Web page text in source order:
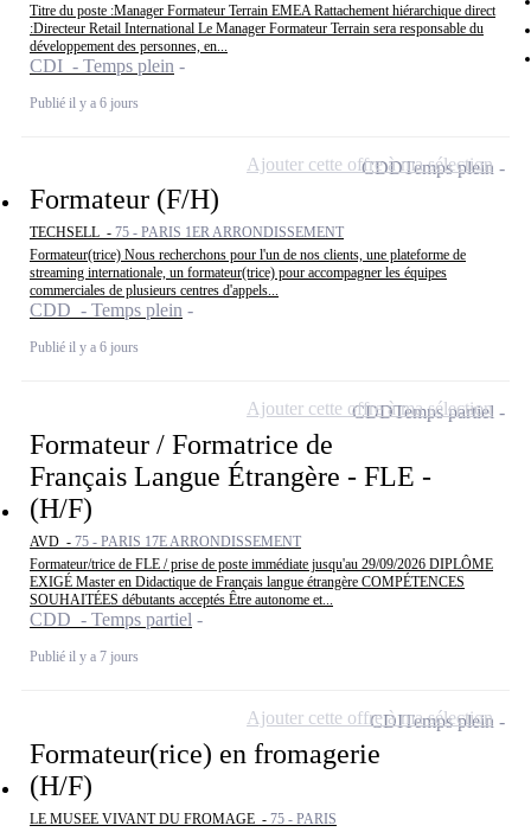
Titre du poste :Manager Formateur Terrain EMEA Rattachement hiérarchique direct
:Directeur Retail International Le Manager Formateur Terrain sera responsable du
développement des personnes, en...
CDI - Temps plein
Publié il y a 6 jours
Formateur (F/H)
TECHSELL - 75 - PARIS 1ER ARRONDISSEMENT
Formateur(trice) Nous recherchons pour l'un de nos clients, une plateforme de
streaming internationale, un formateur(trice) pour accompagner les équipes
commerciales de plusieurs centres d'appels...
CDD - Temps plein
Publié il y a 6 jours
CDDTemps plein
Ajouter cette offre à ma sélection
Formateur / Formatrice de
Français Langue Étrangère - FLE -
(H/F)
AVD - 75 - PARIS 17E ARRONDISSEMENT
Formateur/trice de FLE / prise de poste immédiate jusqu'au 29/09/2026 DIPLÔME
EXIGÉ Master en Didactique de Français langue étrangère COMPÉTENCES
SOUHAITÉES débutants acceptés Être autonome et...
CDD - Temps partiel
Publié il y a 7 jours
CDDTemps partiel
Ajouter cette offre à ma sélection
Formateur(rice) en fromagerie
(H/F)
LE MUSEE VIVANT DU FROMAGE - 75 - PARIS
CDITemps plein
Ajouter cette offre à ma sélection